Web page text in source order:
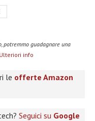
potremmo guadagnare una
Ulteriori info
le offerte Amazon
Seguici su Google